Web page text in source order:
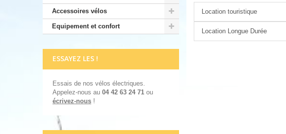
Accessoires vélos
Equipement et confort
ESSAYEZ LES !
Essais de nos vélos électriques.
Appelez-nous au 04 42 63 24 71 ou
écrivez-nous !
Location touristique
Location Longue Durée